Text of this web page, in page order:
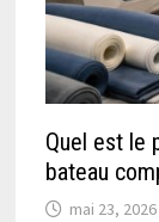
Quel est le
bateau
mai 23, 2026